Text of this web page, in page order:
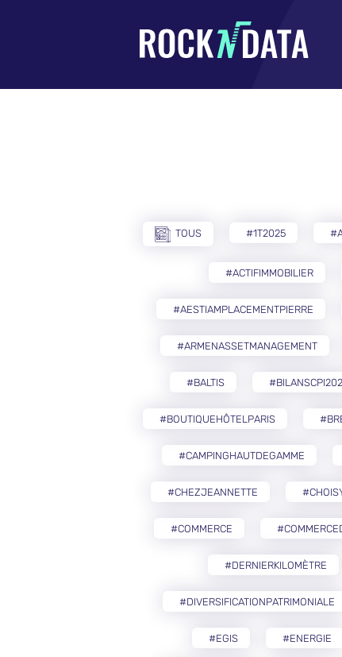
TOUS #1T2025
#ACTIFIMMOBILIER
#AESTIAMPLACEMENTPIERRE
#ARMENASSETMANAGEMENT
#BALTIS
#BOUTIQUEHÔTELPARIS
#CAMPINGHAUTDEGAMME
#CHEZJEANNETTE
#COMMERCE
#DERNIERKILOMÈTRE
#DIVERSIFICATIONPATRIMONIALE
#EGIS #ENERGIE